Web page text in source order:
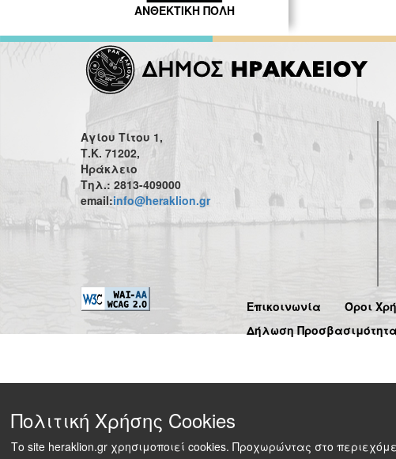
ΑΝΘΕΚΤΙΚΗ ΠΟΛΗ
Αγίου Τίτου 1,
Τ.Κ. 71202,
Ηράκλειο
Τηλ.: 2813-409000
email:info@heraklion.gr
Επικοινωνία
Όροι
Δήλωση
Πολιτική Χρήσης Cookies
Το site heraklion.gr χρησιμοποιεί cookies. Προχωρώντας στο